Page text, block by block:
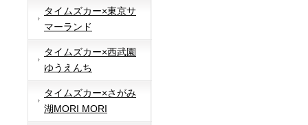
タイムズカー×東京サ
マーランド
タイムズカー×西武園
ゆうえんち
タイムズカー×さがみ
湖MORI MORI